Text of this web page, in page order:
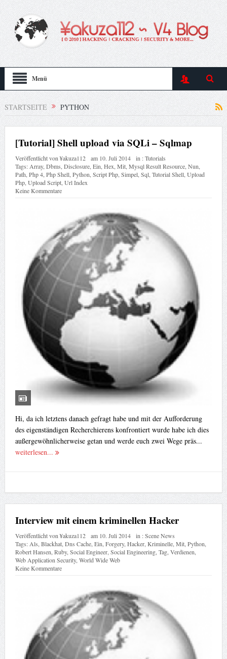
Menü
STARTSEITE PYTHON
[Tutorial] Shell upload via SQLi – Sqlmap
Veröffentlicht von¥akuza112 am 10. Juli 2014 in :Tutorials
Tags: Array, Dbms Disclosure, Ein Hex Mit, Mysql Result Resource, Nun
Path Php 4, Php Shell, Python Script Php, Simpel, Sql, Tutorial Shell, Upload
Php, Upload Script, Url Index
Keine Kommentare
Hi, da ich letztens danach gefragt habe und mit der Aufforderung
des eigenständigen Recherchierens konfrontiert wurde habe ich dies
außergewöhnlicherweise getan und werde euch zwei Wege präs...
weiterlesen...
Interview mit einem kriminellen Hacker
Veröffentlicht von¥akuza112 am 10. Juli 2014 in :Scene News
Tags: Als Blackhat, Dns Cache, Ein Forgery, Hacker, Kriminelle, Mit, Python
Robert Hansen Ruby, Social Engineer, Social Engineering, Tag, Verdienen
Web Application Security, World Wide Web
Keine Kommentare